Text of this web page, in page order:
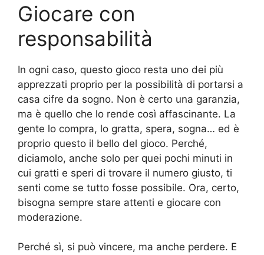
Giocare con
responsabilità
In ogni caso, questo gioco resta uno dei più
apprezzati proprio per la possibilità di portarsi a
casa cifre da sogno. Non è certo una garanzia,
ma è quello che lo rende così affascinante. La
gente lo compra, lo gratta, spera, sogna… ed è
proprio questo il bello del gioco. Perché,
diciamolo, anche solo per quei pochi minuti in
cui gratti e speri di trovare il numero giusto, ti
senti come se tutto fosse possibile. Ora, certo,
bisogna sempre stare attenti e giocare con
moderazione.
Perché sì, si può vincere, ma anche perdere. E